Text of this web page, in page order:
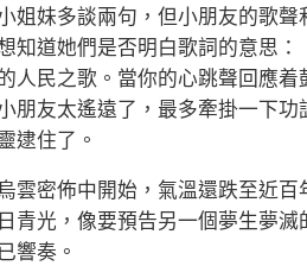
姐妹多談兩句，但小朋友的歌聲
知道她們是否明白歌詞的意思：
人民之歌。當你的心跳聲回應着
朋友太遙遠了，最多牽掛一下
逮住了。
密佈中開始，氣溫還跌至近百
青光，像要預告另一個夢生夢
響奏。